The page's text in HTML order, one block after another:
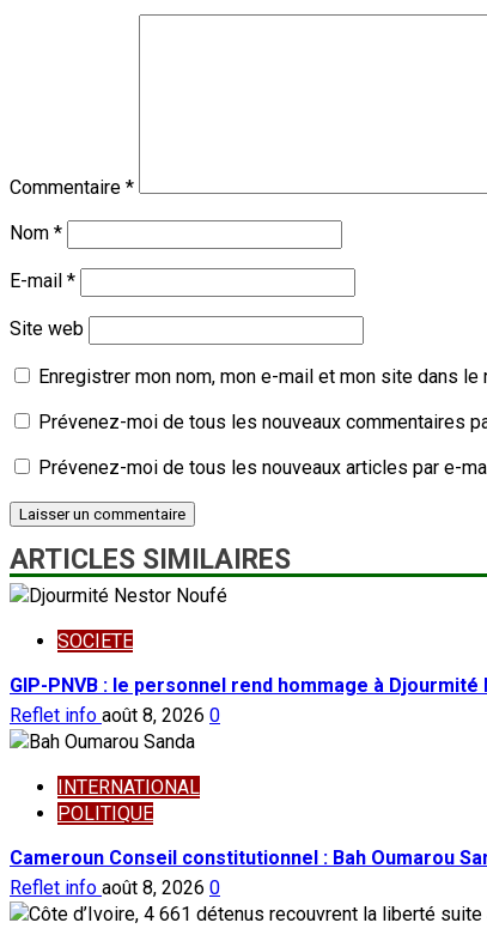
Commentaire *
Nom *
E-mail *
Site web
Enregistrer mon nom, mon e-mail et mon site dans
Prévenez-moi de tous les nouveaux commentaires
Prévenez-moi de tous les nouveaux articles par e-
ARTICLES SIMILAIRES
SOCIETE
GIP-PNVB : le personnel rend hommage à
Reflet info août 8, 2026 0
INTERNATIONAL
POLITIQUE
Cameroun Conseil constitutionnel : Bah Oumarou
Reflet info août 8, 2026 0